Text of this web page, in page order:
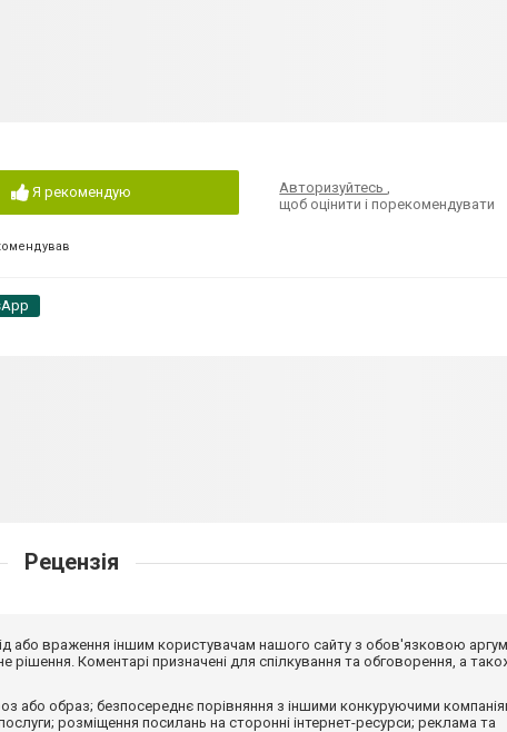
Я рекомендую Авторизуйтесь
щоб оцінити і порекомендувати
Рецензія
або враження іншим користувачам нашого сайту з обов'язковою
Коментарі призначені для спілкування та обговорення, а
або образ; безпосереднє порівняння з іншими конкуруючими
розміщення посилань на сторонні інтернет-ресурси; реклама та